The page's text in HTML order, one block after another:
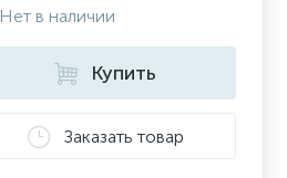
Нет в наличии
Купить
Заказать товар